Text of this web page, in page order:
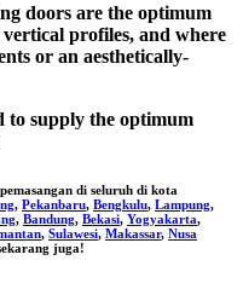
doors are the optimum
profiles, and where
or an aesthetically-
to supply the optimum
di seluruh di kota
, Pekanbaru, Bengkulu, Lampung,
, Bandung, Bekasi, Yogyakarta,
, Sulawesi, Makassar, Nusa
juga!